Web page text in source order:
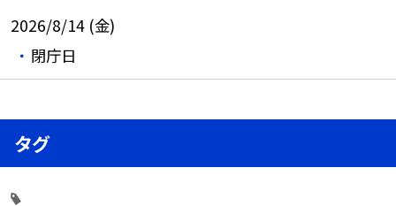
2026/8/14 (金)
閉庁日
タグ